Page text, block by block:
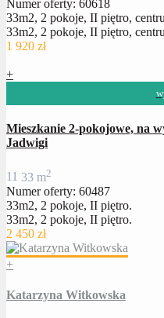
Numer oferty: 60618
33m2, 2 pokoje, II piętro,
33m2, 2 pokoje, II piętro,
1 920 zł
+
Mieszkanie 2-pokojowe, na
Jadwigi
11 33 m2
Numer oferty: 60487
33m2, 2 pokoje, II piętro.
33m2, 2 pokoje, II piętro.
2 450 zł
+
Katarzyna Witkowska